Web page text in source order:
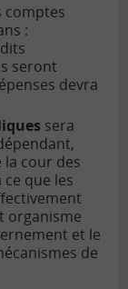
comptes
:
seront
devra
sera
cour des
que les
organisme
et le
de